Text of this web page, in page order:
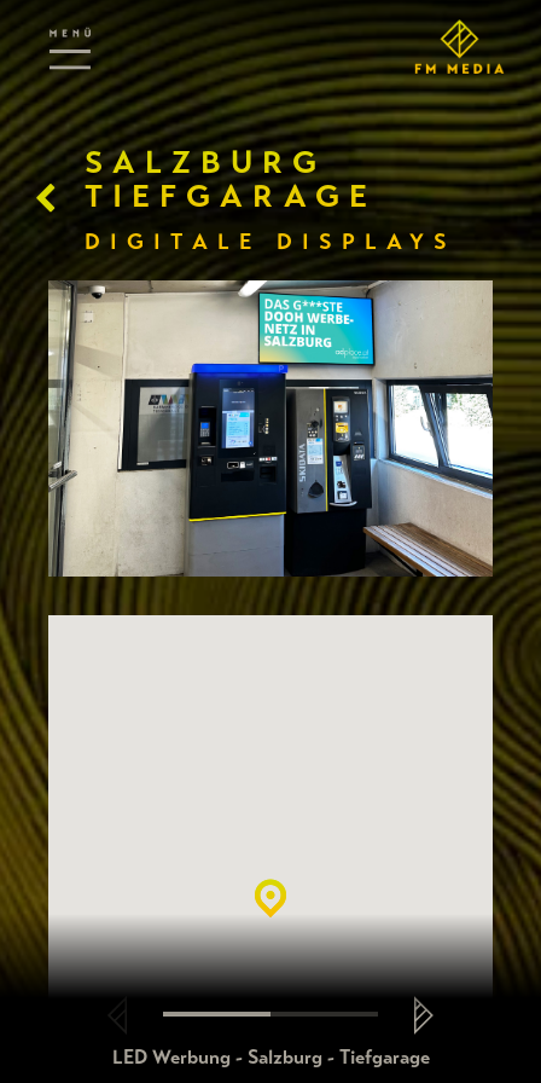
LED Werbung - Salzburg - Tiefgarage
SALZBURG
TIEFGARAGE
DIGITALE DISPLAYS